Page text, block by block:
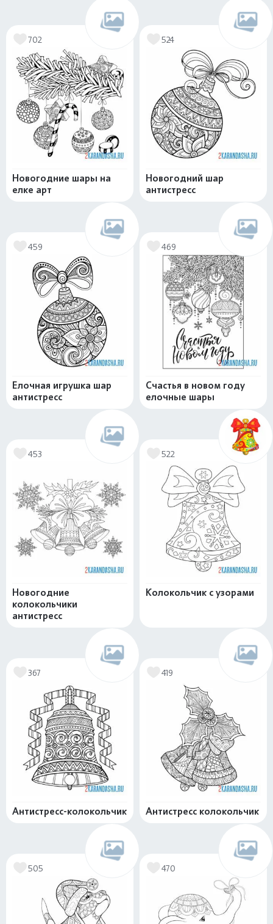
702
Новогодние шары на
елке арт
524
Новогодний шар
антистресс
459
Елочная игрушка шар
антистресс
469
Счастья в новом году
елочные шары
453
Новогодние
колокольчики
антистресс
522
Колокольчик с узорами
367
Антистресс-колокольчик
419
Антистресс колокольчик
505 470